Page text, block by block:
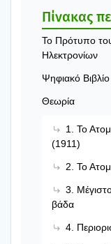
Πίνα­κας
Το Πρό­τυ­πο
Ηλε­κτρο­νί­ων
Ψηφια­κό Βιβλίο
Θεω­ρία
1. Το
(1911)
2. Το
3.
βά­δα
4.